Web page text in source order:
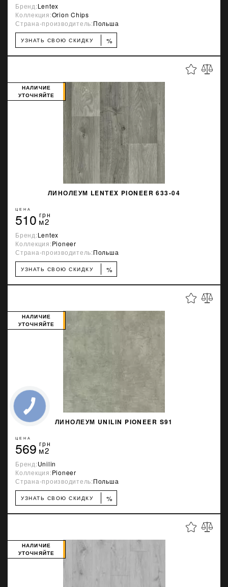
Бренд:Lentex
Коллекция:Orion Chips
Страна-производитель:Польша
УЗНАТЬ СВОЮ СКИДКУ %
ЛИНОЛЕУМ LENTEX PIONEER 633-04
НАЛИЧИЕ
УТОЧНЯЙТЕ
ЦЕНА
510 грн
м2
Бренд:Lentex
Коллекция:Pioneer
Страна-производитель:Польша
УЗНАТЬ СВОЮ СКИДКУ %
ЛИНОЛЕУМ UNILIN PIONEER S91
НАЛИЧИЕ
УТОЧНЯЙТЕ
ЦЕНА
569 грн
м2
Бренд:Unilin
Коллекция:Pioneer
Страна-производитель:Польша
УЗНАТЬ СВОЮ СКИДКУ %
НАЛИЧИЕ
УТОЧНЯЙТЕ